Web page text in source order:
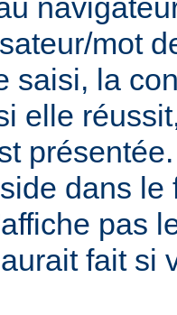
mot
saisi, la
elle
dans le
pas
fait si